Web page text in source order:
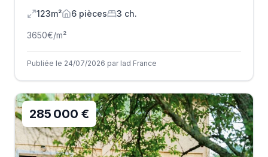
123m²
6 pièces 3 ch.
3650€/m²
Publiée le 24/07/2026 par Iad France
285 000 €